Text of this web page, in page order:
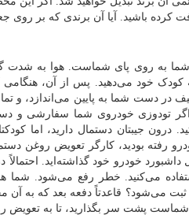
باشید. آیا آن برندی که بر روی
در خودرو شخصی خود نشسته‌اید. کودک 1 ساله شما به
خود می‌دهید. پس از آن، هنگامی که
در دست شما به پایین می‌اندازد، و
تودوزی خودروی شما سفارشی و
درون جیبتان دستمال دارید، اما
رفته بودید، کارگر تعویض روغن
داشبورد خودرو خود گذاشته‌اید.
می‌کنید. خطر رفع می‌شود.
می‌شود؟ قاعدتاً دفعه بعد که به آن
پشت سر بگذارید، تا به تعویض